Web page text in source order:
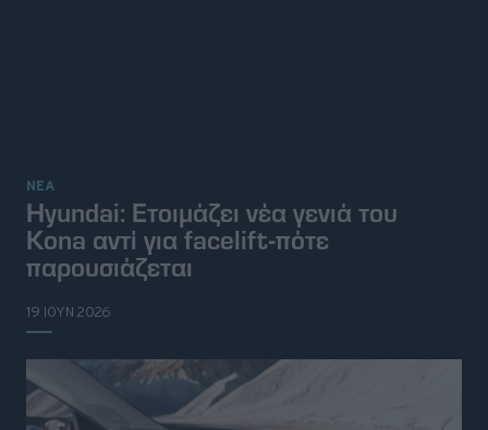
ΝΕΑ
Hyundai: Ετοιμάζει νέα γενιά του
Kona αντί για facelift-πότε
παρουσιάζεται
19 ΙΟΥΝ 2026